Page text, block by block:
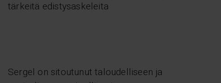
tärkeitä edistysaskeleita
Sergel on sitoutunut taloudelliseen ja